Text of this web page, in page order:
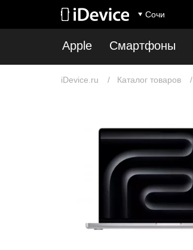
Сочи
Apple Смартфоны
iDevice.ru Каталог товаров